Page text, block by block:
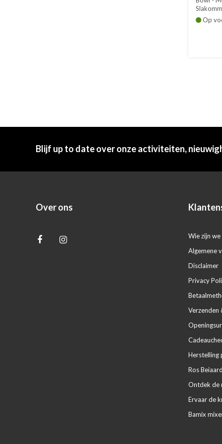
Arzberg
Op
Blijf up to date over onze activiteiten,
Over ons
Wie zijn we
Algemene
Disclaimer
Privacy
Verzenden
Herstelling
Ros
Ontdek de
Ervaar de
Bamix